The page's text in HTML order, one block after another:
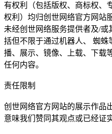
有权利（包括版权、商标权、
权利）均归创世网络官方网站
未经创世网络服务提供者及/
括但不限于通过机器人、 蜘
播、展示、镜像、上载、下载
任何内容。
责任限制
创世网络官方网站的展示作品
意味我们赞同其观点或已经证